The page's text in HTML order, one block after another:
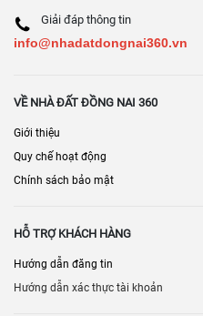
Giải đáp thông tin
info@nhadatdongnai360.vn
VỀ NHÀ ĐẤT ĐỒNG NAI 360
Giới thiệu
Quy chế hoạt động
Chính sách bảo mật
HỖ TRỢ KHÁCH HÀNG
Hướng dẫn đăng tin
Hướng dẫn xác thực tài khoản